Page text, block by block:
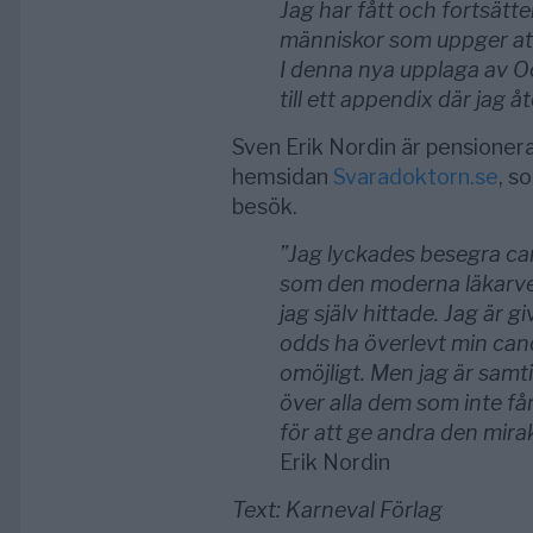
Jag har fått och
människor som uppger
I denna nya upplaga av
till ett appendix där jag
Sven Erik Nordin är
hemsidan Svaradoktorn.se,
besök.
”Jag lyckades besegra
som den moderna
jag själv hittade. Jag är
odds ha överlevt min
omöjligt. Men jag är
över alla dem som inte
för att ge andra den
Erik Nordin
Text: Karneval Förlag